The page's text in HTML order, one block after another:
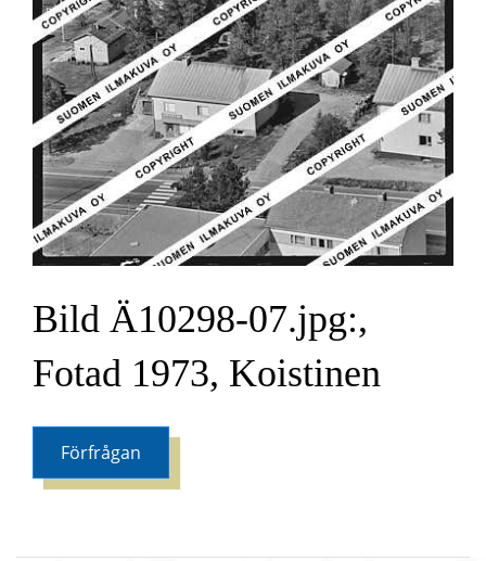
Bild Ä10298-07.jpg:,
Fotad 1973, Koistinen
Förfrågan